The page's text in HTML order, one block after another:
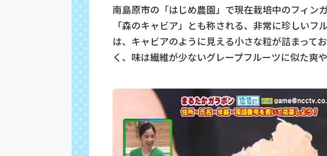
南島原市の「はじめ農園」で現在栽培中のフィン
「森のキャビア」とも称される、非常に珍しいフ
は、キャビアのように見える小さな粒が詰まって
く、味は繊維が少ないグレープフルーツに似た爽